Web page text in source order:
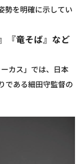
勢を明確に示してい
『竜そば』など
カス」では、日本
である細田守監督の